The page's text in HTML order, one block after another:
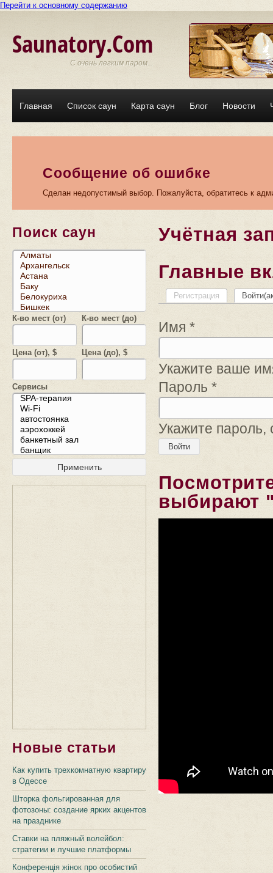
Перейти к основному содержанию
Saunatory.Com
С очень легким паром...
Главная Список саун Карта саун Блог Новости
Сообщение об ошибке
Сделан недопустимый выбор. Пожалуйста, обратитесь к
Поиск саун
К-во мест (от) К-во мест (до)
Цена (от), $ Цена (до), $
Сервисы
Новые статьи
Как купить трехкомнатную квартиру
в Одессе
Шторка фольгированная для
фотозоны: создание ярких акцентов
на празднике
Ставки на пляжный волейбол:
стратегии и лучшие платформы
Конференція жінок про особистий
Учётная
Главные
Регистрация Войти
Имя *
Укажите ваше
Пароль *
Укажите
выбирают